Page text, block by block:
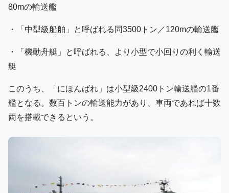
80mの輸送艦
・「中型級船舶」と呼ばれる同3500トン／120mの輸送艦
・「機動舟艇」と呼ばれる、より小型で小回りの利く輸送
艇
このうち、「にほんばれ」は小型級2400トン輸送艦の1番
艦となる。数百トンの輸送能力があり、車両であれば十数
両を搭載できるという。